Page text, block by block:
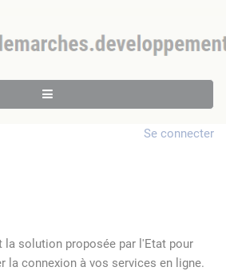
Se connecter
la solution proposée par l'Etat pour
la connexion à vos services en ligne.